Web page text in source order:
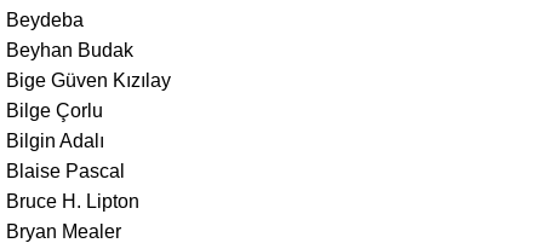
Beydeba
Beyhan Budak
Bige Güven Kızılay
Bilge Çorlu
Bilgin Adalı
Blaise Pascal
Bruce H. Lipton
Bryan Mealer